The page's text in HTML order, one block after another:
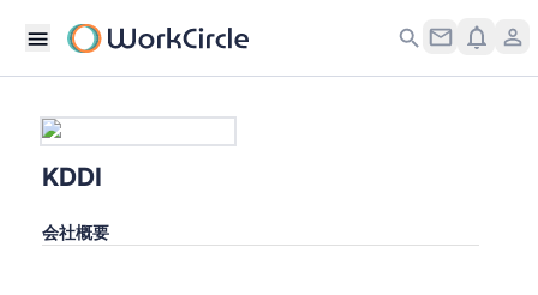
KDDI
会社概要